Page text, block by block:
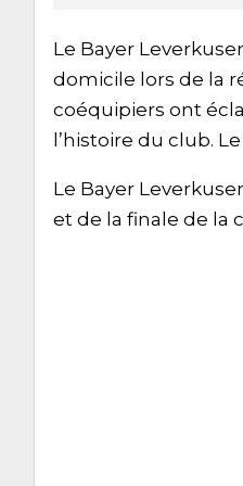
Le Bayer
domicile lors de la
coéquipiers ont
l’histoire du club.
Le Bayer
et de la finale de la